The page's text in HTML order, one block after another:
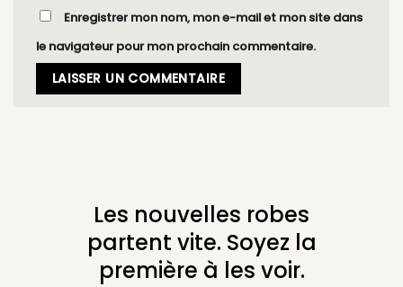
Enregistrer mon nom, mon e-mail et mon site dans
le navigateur pour mon prochain commentaire.
Les nouvelles robes
partent vite. Soyez la
première à les voir.